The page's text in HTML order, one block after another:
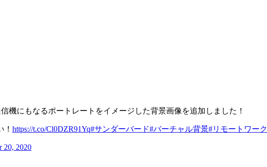
機にもなるポートレートをイメージした背景画像を追加しました！
https://t.co/Cl0DZR91Yq#サンダーバード#バーチャル背景#リモートワーク
20, 2020